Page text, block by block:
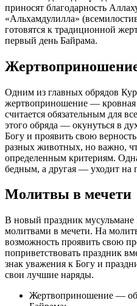
приносят благодарность
«Альхамдулилла»
готовятся к традиционной
первый день Байрама.
Одним из главных обрядов
жертвоприношение — кровная
считается обязательным для
этого обряда — окунуться в
Богу и проявить свою
разных животных, но важно,
определенным критериям.
бедным, а другая — уходит на
Молитвы в мечети
В новый праздник мусульмане
молитвами в мечети. На
возможность проявить свою
поприветствовать праздник
знак уважения к Богу и
свои лучшие наряды.
Жертвоприношение —